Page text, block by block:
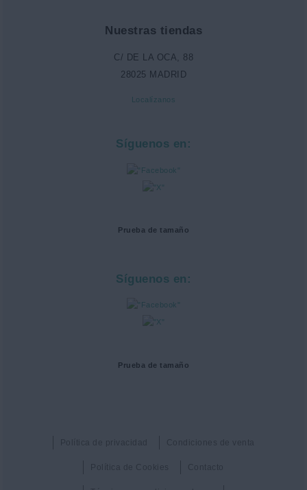
Nuestras tiendas
C/ DE LA OCA, 88
28025 MADRID
Localízanos
Síguenos en:
Prueba de tamaño
Síguenos en:
Prueba de tamaño
Política de privacidad Condiciones de venta
Política de Cookies Contacto